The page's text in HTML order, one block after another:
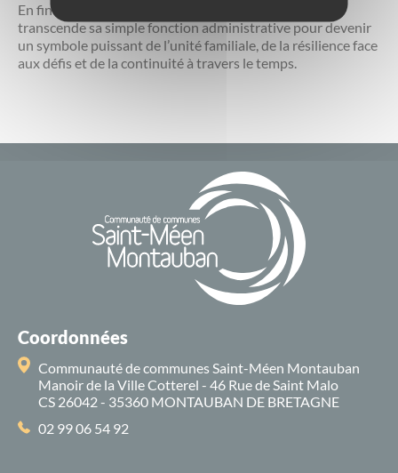
En fin de compte, la mise à jour du livret de famille
transcende sa simple fonction administrative pour devenir
un symbole puissant de l’unité familiale, de la résilience face
aux défis et de la continuité à travers le temps.
Coordonnées
Communauté de communes Saint-Méen Montauban
Manoir de la Ville Cotterel - 46 Rue de Saint Malo
CS 26042 - 35360 MONTAUBAN DE BRETAGNE
02 99 06 54 92